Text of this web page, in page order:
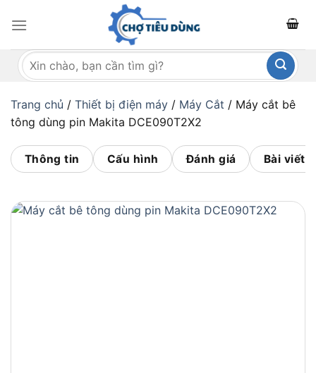
qua
dungTìm
kiếm:
Trang chủ / Thiết bị điện máy / Máy Cắt / Máy cắt bê
tông dùng pin Makita DCE090T2X2
Thông tin Cấu hình Đánh giá Bài viết